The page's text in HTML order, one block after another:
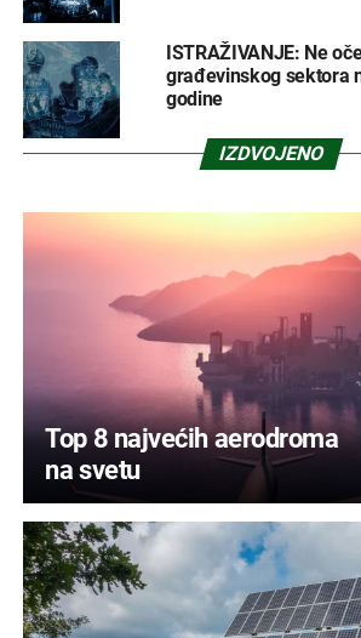
ISTRAŽIVANJE: Ne
građevinskog sektora
godine
IZDVOJENO
Top 8 najvećih aerodroma
na svetu